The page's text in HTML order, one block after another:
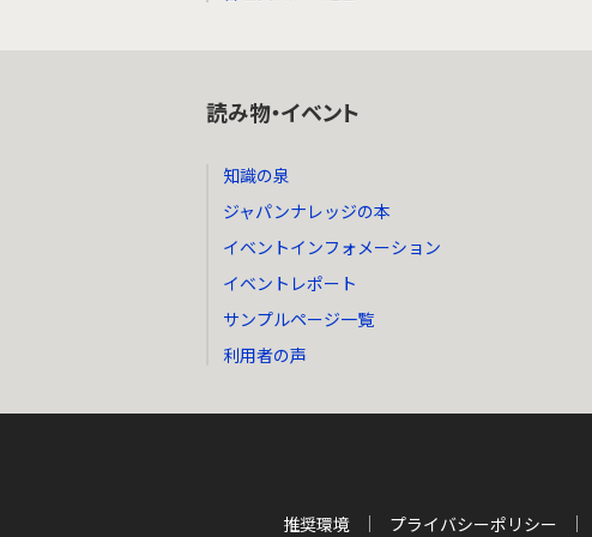
読み物・イベント
知識の泉
ジャパンナレッジの本
イベントインフォメーション
イベントレポート
サンプルページ一覧
利用者の声
推奨環境 プライバシーポリシー